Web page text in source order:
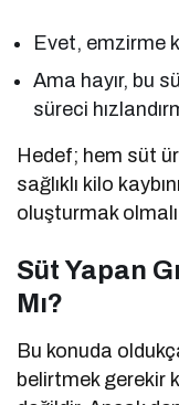
Evet, emzirme
Ama hayır, bu
süreci
Hedef; hem süt
sağlıklı kilo
oluşturmak
Süt Yapan
Mı?
Bu konuda
belirtmek gerekir